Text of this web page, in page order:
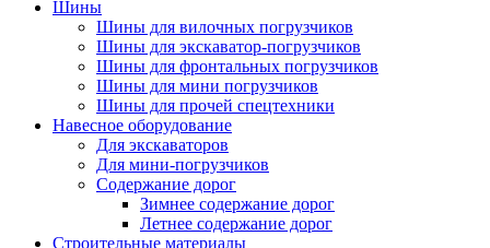
Шины
Шины для вилочных погрузчиков
Шины для экскаватор-погрузчиков
Шины для фронтальных погрузчиков
Шины для мини погрузчиков
Шины для прочей спецтехники
Навесное оборудование
Для экскаваторов
Для мини-погрузчиков
Содержание дорог
Зимнее содержание дорог
Летнее содержание дорог
Строительные материалы